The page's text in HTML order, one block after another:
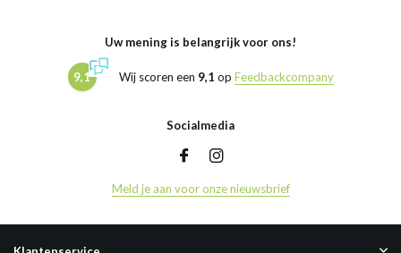
Uw mening is belangrijk voor ons!
9,1 Wij scoren een 9,1 op Feedbackcompany
Socialmedia
Meld je aan voor onze nieuwsbrief